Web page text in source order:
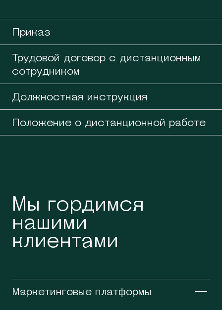
Приказ
Трудовой договор с дистанционным
сотрудником
Должностная инструкция
Положение о дистанционной работе
Мы гордимся
нашими
клиентами
Маркетинговые платформы